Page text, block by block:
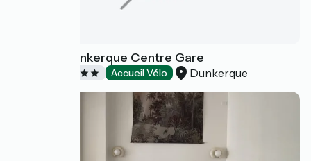
Mercure Dunkerque Centre Gare
Accueil Vélo Dunkerque